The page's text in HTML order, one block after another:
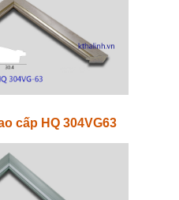
cấp HQ 304VG63